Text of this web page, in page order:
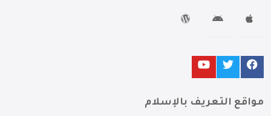
مواقع التعريف بالإسلام